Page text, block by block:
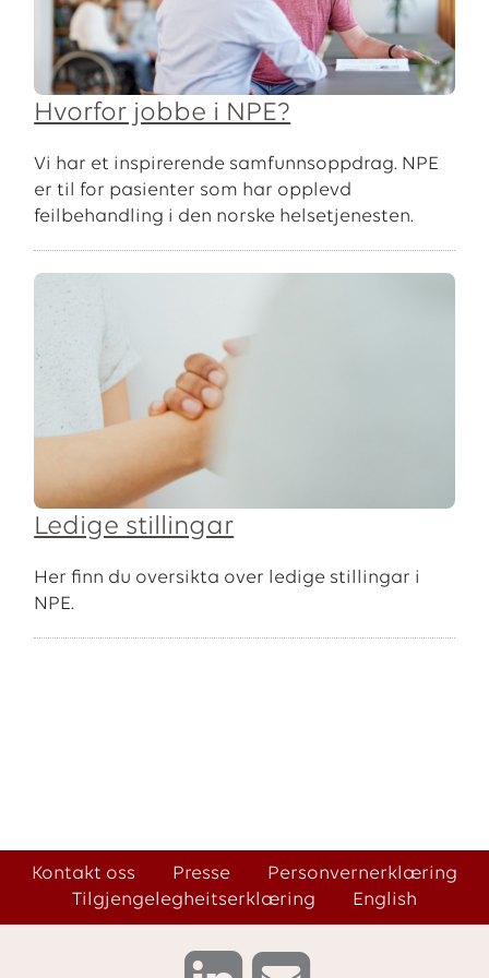
Hvorfor jobbe i NPE?
Vi har et inspirerende samfunnsoppdrag. NPE
er til for pasienter som har opplevd
feilbehandling i den norske helsetjenesten.
Ledige stillingar
Her finn du oversikta over ledige stillingar i
NPE.
Kontakt oss Presse
Personvernerklæring
Tilgjengelegheitserklæring
English